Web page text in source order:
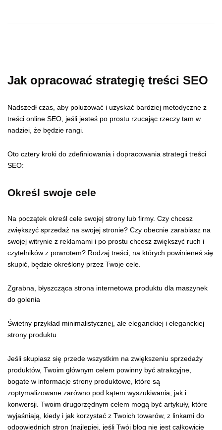
Jak opracować strategię treści SEO
Nadszedł czas, aby poluzować i uzyskać bardziej metodyczne z
treści online SEO, jeśli jesteś po prostu rzucając rzeczy tam w
nadziei, że będzie rangi.
Oto cztery kroki do zdefiniowania i dopracowania strategii treści
SEO:
Określ swoje cele
Na początek określ cele swojej strony lub firmy. Czy chcesz
zwiększyć sprzedaż na swojej stronie? Czy obecnie zarabiasz na
swojej witrynie z reklamami i po prostu chcesz zwiększyć ruch i
czytelników z powrotem? Rodzaj treści, na których powinieneś się
skupić, będzie określony przez Twoje cele.
Zgrabna, błyszcząca strona internetowa produktu dla maszynek
do golenia
Świetny przykład minimalistycznej, ale eleganckiej i eleganckiej
strony produktu
Jeśli skupiasz się przede wszystkim na zwiększeniu sprzedaży
produktów, Twoim głównym celem powinny być atrakcyjne,
bogate w informacje strony produktowe, które są
zoptymalizowane zarówno pod kątem wyszukiwania, jak i
konwersji. Twoim drugorzędnym celem mogą być artykuły, które
wyjaśniają, kiedy i jak korzystać z Twoich towarów, z linkami do
odpowiednich stron (najlepiej, jeśli Twój blog nie jest całkowicie